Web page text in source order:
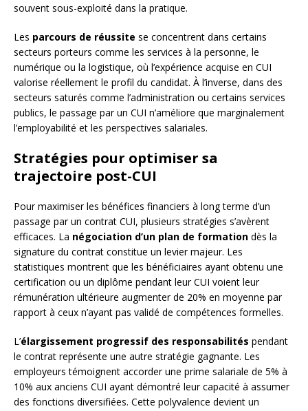
souvent sous-exploité dans la pratique.
Les parcours de réussite se concentrent dans certains
secteurs porteurs comme les services à la personne, le
numérique ou la logistique, où l’expérience acquise en CUI
valorise réellement le profil du candidat. À l’inverse, dans des
secteurs saturés comme l’administration ou certains services
publics, le passage par un CUI n’améliore que marginalement
l’employabilité et les perspectives salariales.
Stratégies pour optimiser sa
trajectoire post-CUI
Pour maximiser les bénéfices financiers à long terme d’un
passage par un contrat CUI, plusieurs stratégies s’avèrent
efficaces. La négociation d’un plan de formation dès la
signature du contrat constitue un levier majeur. Les
statistiques montrent que les bénéficiaires ayant obtenu une
certification ou un diplôme pendant leur CUI voient leur
rémunération ultérieure augmenter de 20% en moyenne par
rapport à ceux n’ayant pas validé de compétences formelles.
L’élargissement progressif des responsabilités pendant
le contrat représente une autre stratégie gagnante. Les
employeurs témoignent accorder une prime salariale de 5% à
10% aux anciens CUI ayant démontré leur capacité à assumer
des fonctions diversifiées. Cette polyvalence devient un